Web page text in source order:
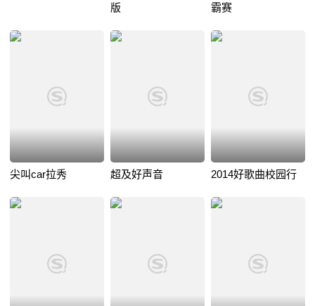
版
霸赛
尖叫car拉秀 超及好声音 2014好歌曲校园行